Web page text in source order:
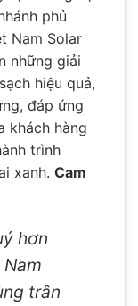
phủ
Nam Solar
những giải
hiệu quả,
đáp ứng
khách hàng
trình
xanh. Cam
hơn
Nam
trân